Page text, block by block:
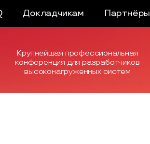
Докладчикам Партнёры
Крупнейшая профессиональная
конференция для разработчиков
высоконагруженных систем